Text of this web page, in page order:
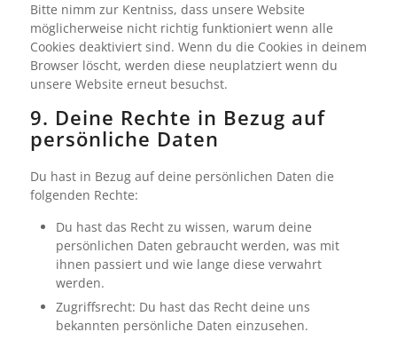
Bitte nimm zur Kentniss, dass unsere Website
möglicherweise nicht richtig funktioniert wenn alle
Cookies deaktiviert sind. Wenn du die Cookies in deinem
Browser löscht, werden diese neuplatziert wenn du
unsere Website erneut besuchst.
9. Deine Rechte in Bezug auf
persönliche Daten
Du hast in Bezug auf deine persönlichen Daten die
folgenden Rechte:
Du hast das Recht zu wissen, warum deine
persönlichen Daten gebraucht werden, was mit
ihnen passiert und wie lange diese verwahrt
werden.
Zugriffsrecht: Du hast das Recht deine uns
bekannten persönliche Daten einzusehen.